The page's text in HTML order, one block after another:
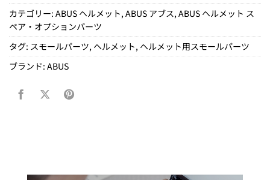
カテゴリー: ABUS ヘルメット, ABUS アブス, ABUS ヘルメット ス
ペア・オプションパーツ
タグ: スモールパーツ, ヘルメット, ヘルメット用スモールパーツ
ブランド: ABUS